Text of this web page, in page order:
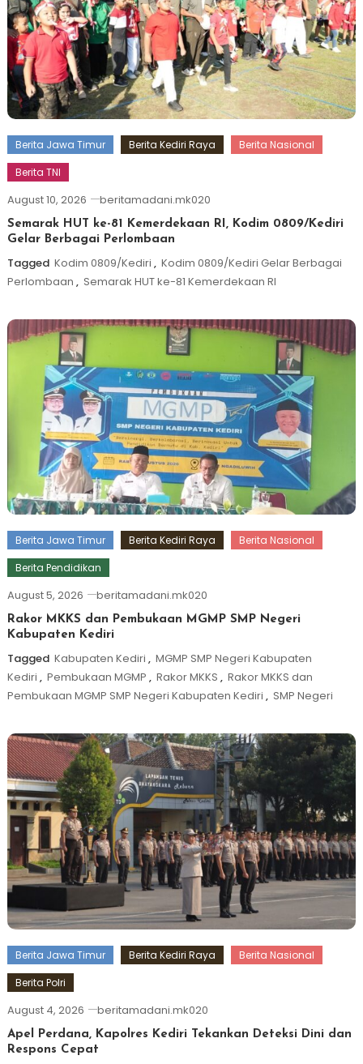
Berita Jawa Timur Berita Kediri Raya
Berita Nasional
Berita TNI
August 10, 2026 beritamadani.mk020
Semarak HUT ke-81 Kemerdekaan RI, Kodim 0809/Kediri
Gelar Berbagai Perlombaan
Tagged Kodim 0809/Kediri , Kodim 0809/Kediri Gelar Berbagai
Perlombaan , Semarak HUT ke-81 Kemerdekaan RI
Berita Jawa Timur Berita Kediri Raya
Berita Nasional
Berita Pendidikan
August 5, 2026 beritamadani.mk020
Rakor MKKS dan Pembukaan MGMP SMP Negeri
Kabupaten Kediri
Tagged Kabupaten Kediri , MGMP SMP Negeri Kabupaten
Kediri , Pembukaan MGMP , Rakor MKKS , Rakor MKKS dan
Pembukaan MGMP SMP Negeri Kabupaten Kediri , SMP Negeri
Berita Jawa Timur Berita Kediri Raya
Berita Nasional
Berita Polri
August 4, 2026 beritamadani.mk020
Apel Perdana, Kapolres Kediri Tekankan Deteksi Dini dan
Respons Cepat